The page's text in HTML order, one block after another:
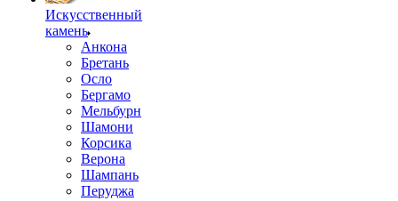
Искусственный
камень
Анкона
Бретань
Осло
Бергамо
Мельбурн
Шамони
Корсика
Верона
Шампань
Перуджа